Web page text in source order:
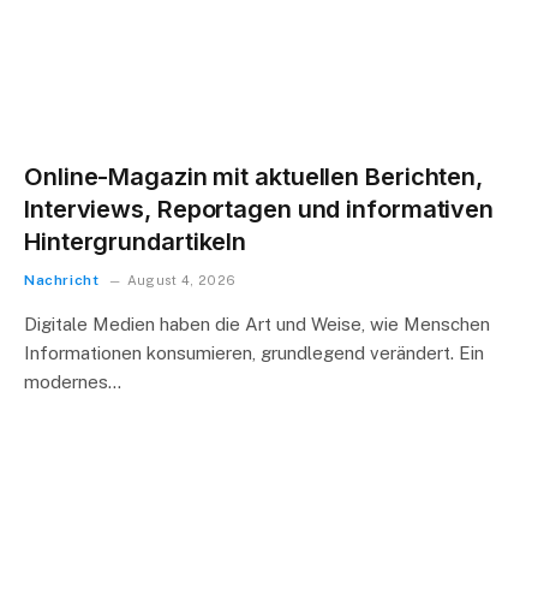
Online-Magazin mit aktuellen Berichten,
Interviews, Reportagen und informativen
Hintergrundartikeln
Nachricht August 4, 2026
Digitale Medien haben die Art und Weise, wie Menschen
Informationen konsumieren, grundlegend verändert. Ein
modernes…